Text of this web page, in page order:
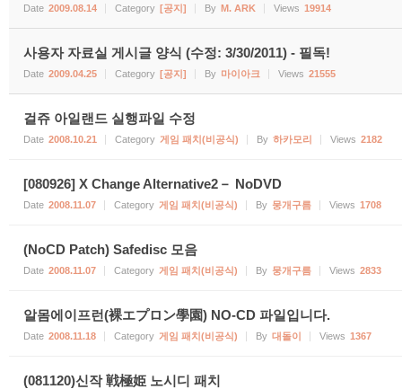
Date 2009.08.14 Category [공지] By M. ARK Views 19914
사용자 자료실 게시글 양식 (수정: 3/30/2011) - 필독!
Date 2009.04.25 Category [공지] By 마이아크 Views 21555
걸쥬 아일랜드 실행파일 수정
Date 2008.10.21 Category 게임 패치(비공식) By 하카모리 Views 2182
[080926] X Change Alternative2－ NoDVD
Date 2008.11.07 Category 게임 패치(비공식) By 뭉개구름 Views 1708
(NoCD Patch) Safedisc 모음
Date 2008.11.07 Category 게임 패치(비공식) By 뭉개구름 Views 2833
알몸에이프런(裸エプロン學園) NO-CD 파일입니다.
Date 2008.11.18 Category 게임 패치(비공식) By 대돌이 Views 1367
(081120)신작 戦極姫 노시디 패치